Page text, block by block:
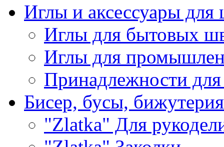
Иглы и аксессуары
Иглы для бытовых
Иглы для
Принадлежности
Бисер, бусы, бижутерия
"Zlatka" Для